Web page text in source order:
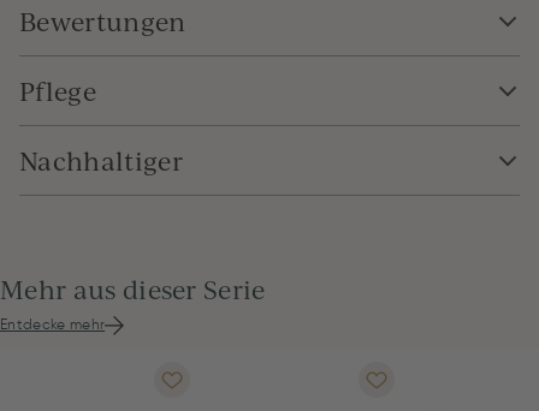
Bewertungen
Pflege
Nachhaltiger
Mehr aus dieser Serie
Entdecke mehr